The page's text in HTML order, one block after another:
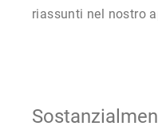
riassunti nel nostro